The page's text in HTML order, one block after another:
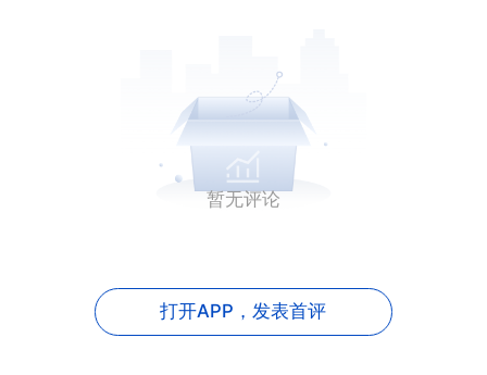
暂无评论
打开APP，发表首评